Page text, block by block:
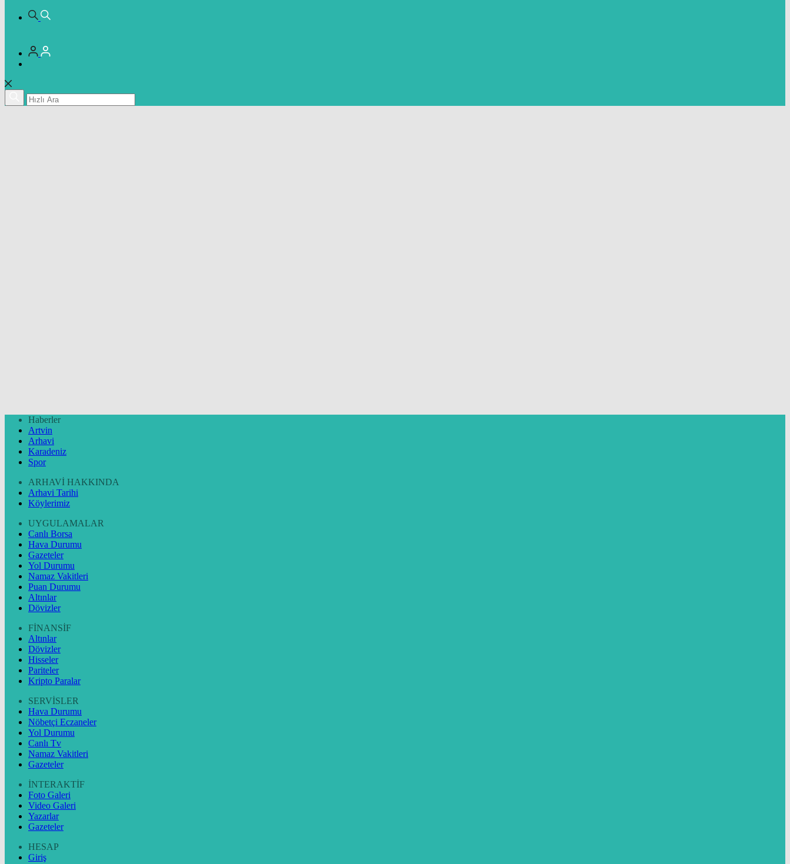
Haberler
Artvin
Arhavi
Karadeniz
Spor
ARHAVİ HAKKINDA
Arhavi Tarihi
Köylerimiz
UYGULAMALAR
Canlı Borsa
Hava Durumu
Gazeteler
Yol Durumu
Namaz Vakitleri
Puan Durumu
Altınlar
Dövizler
FİNANSİF
Altınlar
Dövizler
Hisseler
Pariteler
Kripto Paralar
SERVİSLER
Hava Durumu
Nöbetçi Eczaneler
Yol Durumu
Canlı Tv
Namaz Vakitleri
Gazeteler
İNTERAKTİF
Foto Galeri
Video Galeri
Yazarlar
Gazeteler
HESAP
Giriş